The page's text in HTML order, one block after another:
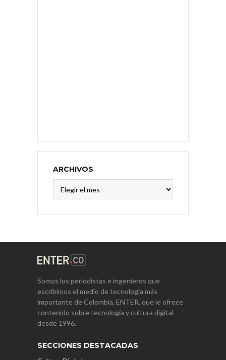
ARCHIVOS
Somos los periodistas e ingenieros que
escribimos el medio de tecnología más
importante de Colombia, ENTER, que le ofrece
contenido sobre tecnología y cultura digital
desde 1996.
SECCIONES DESTACADAS